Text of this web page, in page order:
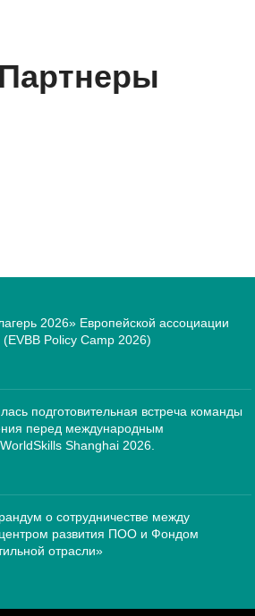
Партнеры
2026» Европейской ассоциации
Policy Camp 2026)
подготовительная встреча команды
перед международным
Shanghai 2026.
о сотрудничестве между
развития ПОО и Фондом
отрасли»